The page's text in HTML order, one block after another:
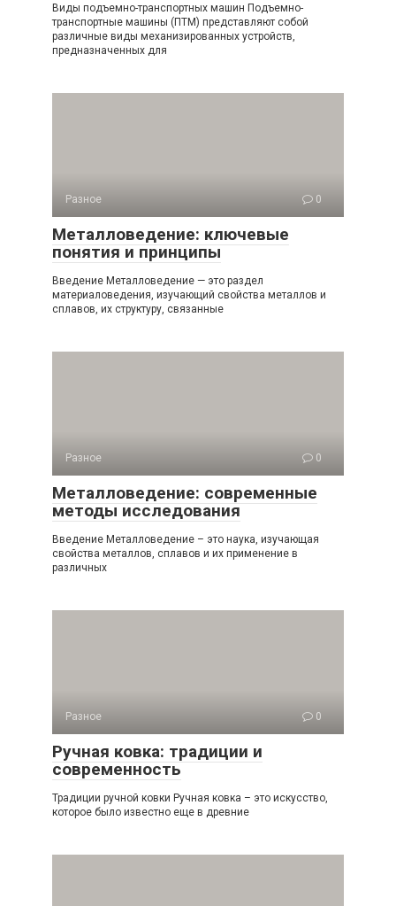
Виды подъемно-транспортных машин Подъемно-
транспортные машины (ПТМ) представляют собой
различные виды механизированных устройств,
предназначенных для
Разное 0
Металловедение: ключевые
понятия и принципы
Введение Металловедение — это раздел
материаловедения, изучающий свойства металлов и
сплавов, их структуру, связанные
Разное 0
Металловедение: современные
методы исследования
Введение Металловедение – это наука, изучающая
свойства металлов, сплавов и их применение в
различных
Разное 0
Ручная ковка: традиции и
современность
Традиции ручной ковки Ручная ковка – это искусство,
которое было известно еще в древние